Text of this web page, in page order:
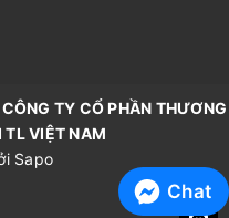
TY CỔ PHẦN THƯƠNG
TL VIỆT NAM
Sapo
Chat